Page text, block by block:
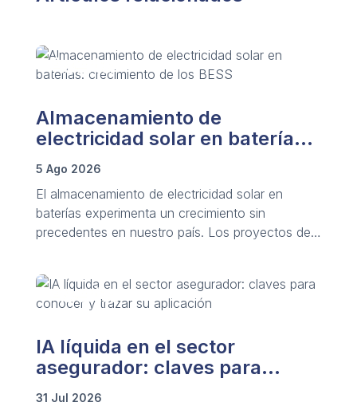
Almacenamiento de
electricidad solar en baterías:
crecimiento de los BESS
5 Ago 2026
El almacenamiento de electricidad solar en
baterías experimenta un crecimiento sin
precedentes en nuestro país. Los proyectos de
IA líquida en el sector
asegurador: claves para
conocer y trazar su aplicación
31 Jul 2026